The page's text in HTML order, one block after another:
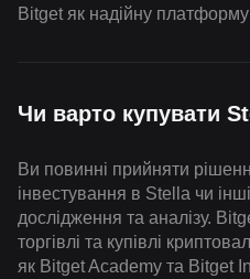
Bitget як надійну платформу
Чи варто купувати
Ви повинні прийняти
інвестування в Stella чи
дослідження та аналізу.
торгівлі та купівлі
як Bitget Academy та Bitget